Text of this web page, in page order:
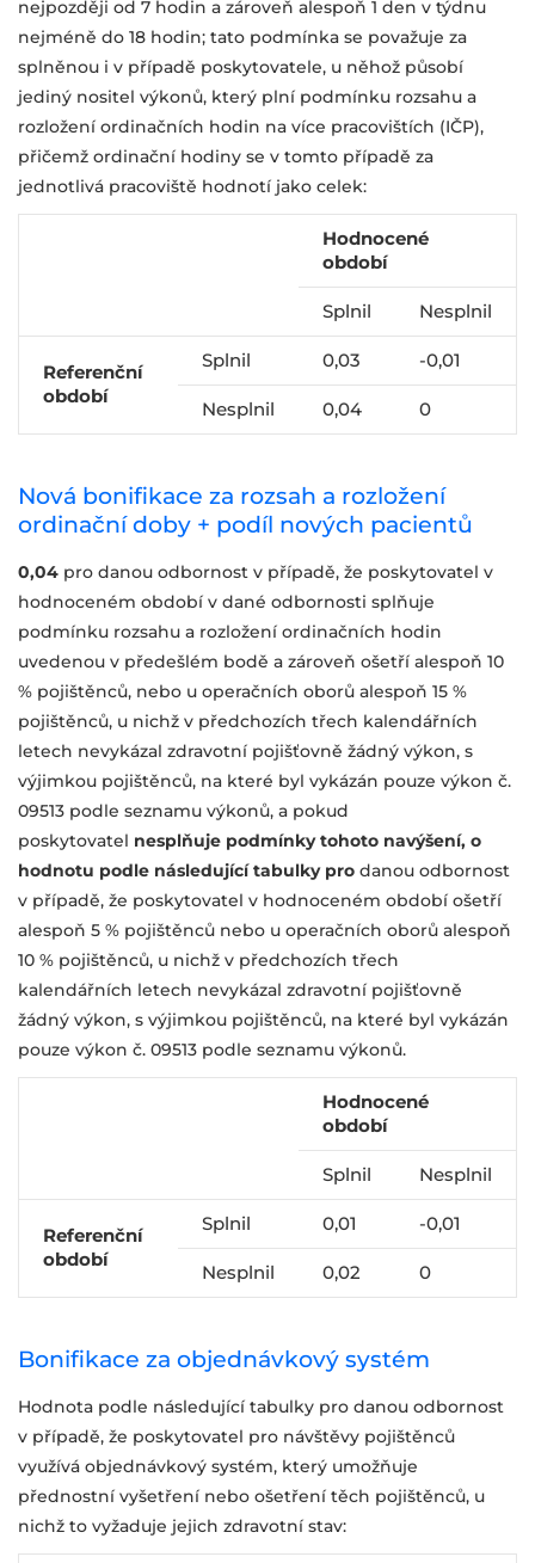
nejpozději od 7 hodin a zároveň alespoň 1 den v týdnu
nejméně do 18 hodin; tato podmínka se považuje za
splněnou i v případě poskytovatele, u něhož působí
jediný nositel výkonů, který plní podmínku rozsahu a
rozložení ordinačních hodin na více pracovištích (IČP),
přičemž ordinační hodiny se v tomto případě za
jednotlivá pracoviště hodnotí jako celek:
Hodnocené
období
Splnil Nesplnil
Referenční
období
Splnil 0,03 -0,01
Nesplnil 0,04 0
Nová bonifikace za rozsah a rozložení
ordinační doby + podíl nových pacientů
0,04 pro danou odbornost v případě, že poskytovatel v
hodnoceném období v dané odbornosti splňuje
podmínku rozsahu a rozložení ordinačních hodin
uvedenou v předešlém bodě a zároveň ošetří alespoň 10
% pojištěnců, nebo u operačních oborů alespoň 15 %
pojištěnců, u nichž v předchozích třech kalendářních
letech nevykázal zdravotní pojišťovně žádný výkon, s
výjimkou pojištěnců, na které byl vykázán pouze výkon č.
09513 podle seznamu výkonů, a pokud
poskytovatel nesplňuje podmínky tohoto navýšení, o
hodnotu podle následující tabulky pro danou odbornost
v případě, že poskytovatel v hodnoceném období ošetří
alespoň 5 % pojištěnců nebo u operačních oborů alespoň
10 % pojištěnců, u nichž v předchozích třech
kalendářních letech nevykázal zdravotní pojišťovně
žádný výkon, s výjimkou pojištěnců, na které byl vykázán
pouze výkon č. 09513 podle seznamu výkonů.
Hodnocené
období
Splnil Nesplnil
Referenční
období
Splnil 0,01 -0,01
Nesplnil 0,02 0
Bonifikace za objednávkový systém
Hodnota podle následující tabulky pro danou odbornost
v případě, že poskytovatel pro návštěvy pojištěnců
využívá objednávkový systém, který umožňuje
přednostní vyšetření nebo ošetření těch pojištěnců, u
nichž to vyžaduje jejich zdravotní stav: